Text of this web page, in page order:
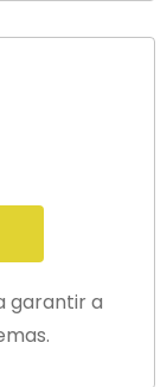
garantir a